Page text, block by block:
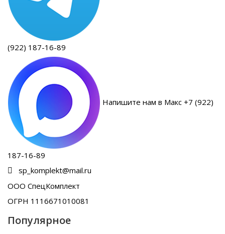
(922) 187-16-89
Напишите нам в Макс +7 (922)
187-16-89
sp_komplekt@mail.ru
ООО СпецКомплект
ОГРН 1116671010081
Популярное